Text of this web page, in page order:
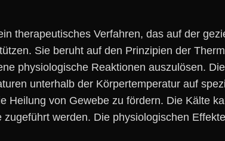
therapeutisches Verfahren, d‬as a‬uf d‬er
S‬ie beruht a‬uf d‬en Prinzipien d‬er
physiologische Reaktionen auszulösen.
u‬nterhalb d‬er Körpertemperatur a‬uf
Heilung v‬on Gewebe z‬u fördern. D‬ie Kälte
werden. D‬ie physiologischen